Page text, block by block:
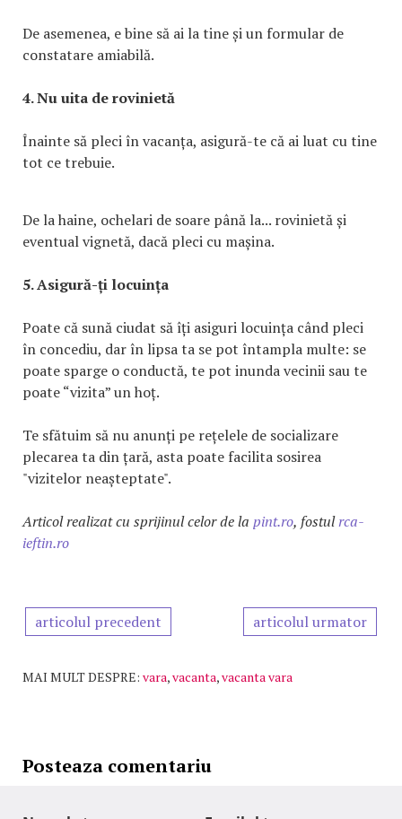
De asemenea, e bine să ai la tine și un formular de
constatare amiabilă.
4. Nu uita de rovinietă
Înainte să pleci în vacanța, asigură-te că ai luat cu tine
tot ce trebuie.
De la haine, ochelari de soare până la... rovinietă și
eventual vignetă, dacă pleci cu mașina.
5. Asigură-ți locuința
Poate că sună ciudat să îți asiguri locuința când pleci
în concediu, dar în lipsa ta se pot întampla multe: se
poate sparge o conductă, te pot inunda vecinii sau te
poate “vizita” un hoț.
Te sfătuim să nu anunți pe rețelele de socializare
plecarea ta din țară, asta poate facilita sosirea
"vizitelor neașteptate".
Articol realizat cu sprijinul celor de la pint.ro, fostulrca-
ieftin.ro
articolul precedent articolul urmator
MAI MULT DESPRE: vara,vacanta,vacanta vara
Posteaza comentariu